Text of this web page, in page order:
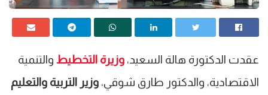
عقدت الدكتورة هالة السعيد، وزيرة التخطيط والتنمية
الاقتصادية، والدكتور طارق شوقي، وزير التربية والتعليم